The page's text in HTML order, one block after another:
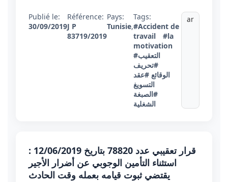
Publié le:
30/09/2019
Référence:
J P
83719/2019
Pays:
Tunisie,
Tags:
#Accident de
travail
#la
motivation
#التعقيب
#تحريف
الوقائع #عقد
التسويغ
#الصبغة
الشغلية
ar
قرار تعقيبي عدد 78820 بتاريخ 12/06/2019 :
استثناء التأمين الوجوبي عن أضرار الأجير
يقتضي ثبوت قيامه بعمله وقت الحادث